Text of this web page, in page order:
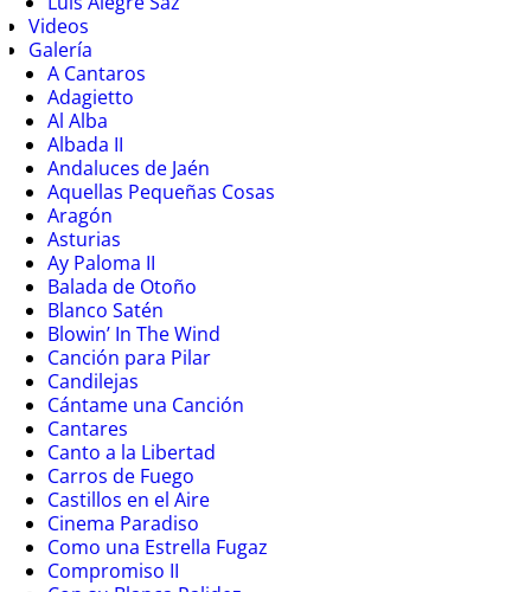
Videos
Galería
A Cantaros
Adagietto
Al Alba
Albada II
Andaluces de Jaén
Aquellas Pequeñas Cosas
Aragón
Asturias
Ay Paloma II
Balada de Otoño
Blanco Satén
Blowin’ In The Wind
Canción para Pilar
Candilejas
Cántame una Canción
Cantares
Canto a la Libertad
Carros de Fuego
Castillos en el Aire
Cinema Paradiso
Como una Estrella Fugaz
Compromiso II